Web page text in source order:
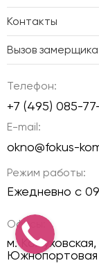
Контакты
Вызов замерщика
Телефон:
+7 (495) 085-
E-mail:
okno@fokus-
Режим работы:
Ежедневно с
Офисы:
м.
Южнопортовая